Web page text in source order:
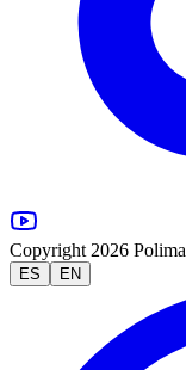
Copyright 2026
ES EN